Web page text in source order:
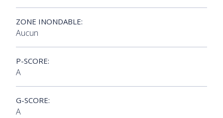
ZONE INONDABLE:
Aucun
P-SCORE:
A
G-SCORE:
A